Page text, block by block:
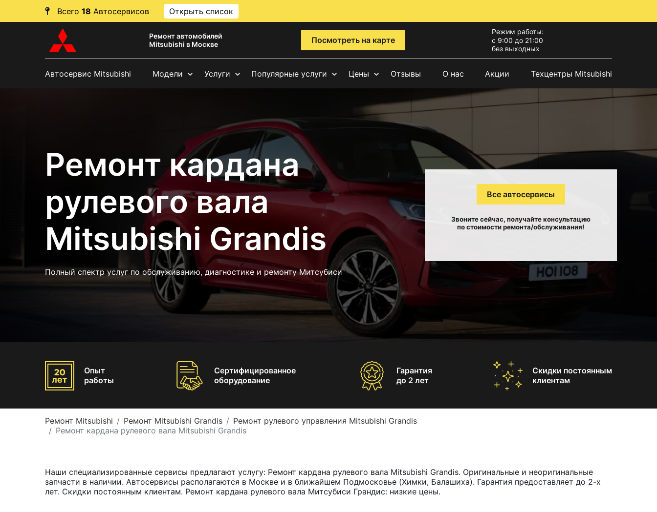
Всего 18 Автосервисов Открыть список
Ремонт автомобилей
Mitsubishi в Москве
Посмотреть на карте
Режим работы:
с 9:00 до 21:00
без выходных
Автосервис Mitsubishi Модели Услуги Популярные услуги Цены Отзывы О нас Акции Техцентры Mitsubishi
Ремонт кардана
рулевого вала
Mitsubishi Grandis
Полный спектр услуг по обслуживанию, диагностике и ремонту Митсубиси
Все автосервисы
Звоните сейчас, получайте консультацию
по стоимости ремонта/обслуживания!
Опыт
работы
Сертифицированное
оборудование
Гарантия
до 2 лет
Скидки постоянным
клиентам
Ремонт Mitsubishi Ремонт Mitsubishi Grandis
Ремонт рулевого управления Mitsubishi Grandis
Ремонт кардана рулевого вала Mitsubishi Grandis
Наши специализированные сервисы предлагают услугу: Ремонт кардана рулевого вала Mitsubishi Grandis. Оригинальные и неоригинальные
запчасти в наличии. Автосервисы располагаются в Москве и в ближайшем Подмосковье (Химки, Балашиха). Гарантия предоставляет до 2-х
лет. Скидки постоянным клиентам. Ремонт кардана рулевого вала Митсубиси Грандис: низкие цены.